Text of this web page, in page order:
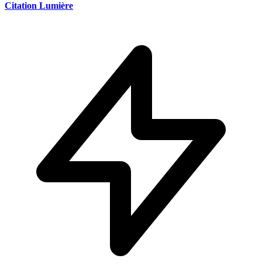
Citation Lumière